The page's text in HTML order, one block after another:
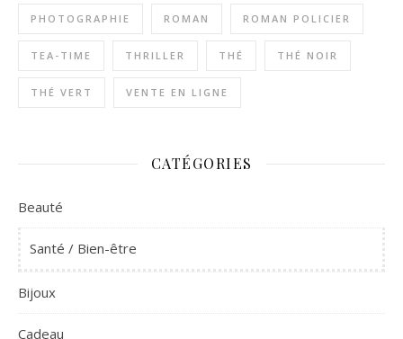
PHOTOGRAPHIE ROMAN ROMAN POLICIER
TEA-TIME THRILLER THÉ THÉ NOIR
THÉ VERT VENTE EN LIGNE
CATÉGORIES
Beauté
Santé / Bien-être
Bijoux
Cadeau